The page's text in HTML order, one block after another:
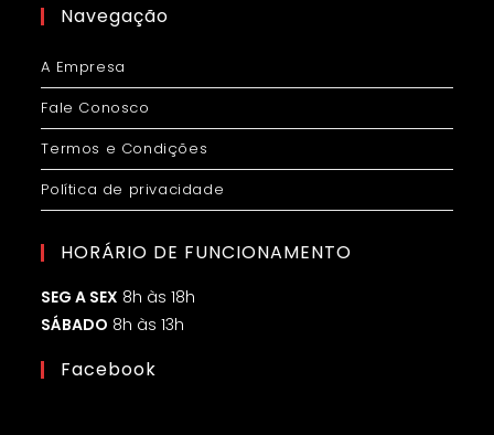
Navegação
A Empresa
Fale Conosco
Termos e Condições
Política de privacidade
HORÁRIO DE FUNCIONAMENTO
SEG A SEX 8h às 18h
SÁBADO 8h às 13h
Facebook